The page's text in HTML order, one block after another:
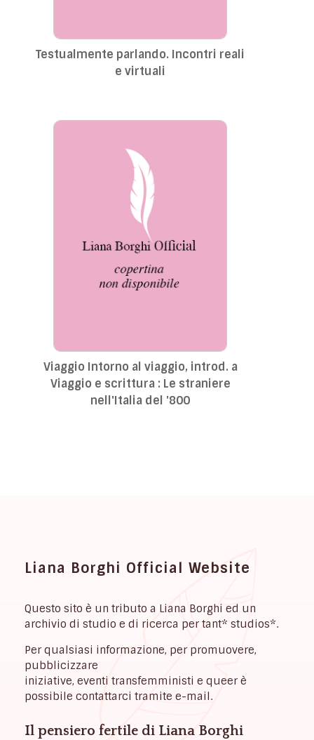
Testualmente parlando. Incontri reali
e virtuali
Viaggio Intorno al viaggio, introd. a
Viaggio e scrittura : Le straniere
nell'Italia del '800
Liana Borghi Official Website
Questo sito è un tributo a Liana Borghi ed un
archivio di studio e di ricerca per tant* studios*.
Per qualsiasi informazione, per promuovere,
pubblicizzare
iniziative, eventi transfemministi e queer è
possibile contattarci tramite e-mail.
Il pensiero fertile di Liana Borghi